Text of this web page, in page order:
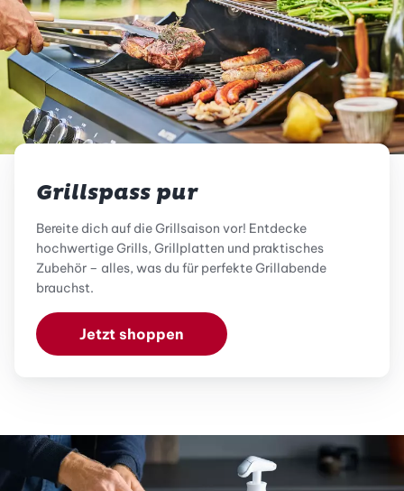
Grillspass pur
Bereite dich auf die Grillsaison vor! Entdecke
hochwertige Grills, Grillplatten und praktisches
Zubehör – alles, was du für perfekte Grillabende
brauchst.
Jetzt shoppen